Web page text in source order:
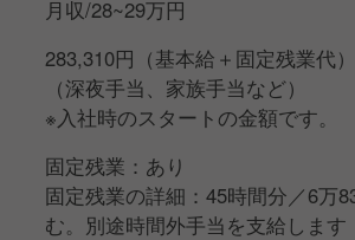
月収/28~29万円
283,310円（基本給＋固定残業代
（深夜手当、家族手当など）
※入社時のスタートの金額です。
固定残業：あり
固定残業の詳細：45時間分／6万
む。別途時間外手当を支給します